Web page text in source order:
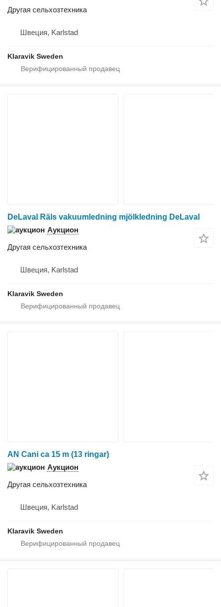
Другая сельхозтехника
Швеция, Karlstad
Klaravik Sweden
DeLaval Räls vakuumledning mjölkledning DeLaval
Аукцион
Другая сельхозтехника
Швеция, Karlstad
Klaravik Sweden
AN Cani ca 15 m (13 ringar)
Аукцион
Другая сельхозтехника
Швеция, Karlstad
Klaravik Sweden